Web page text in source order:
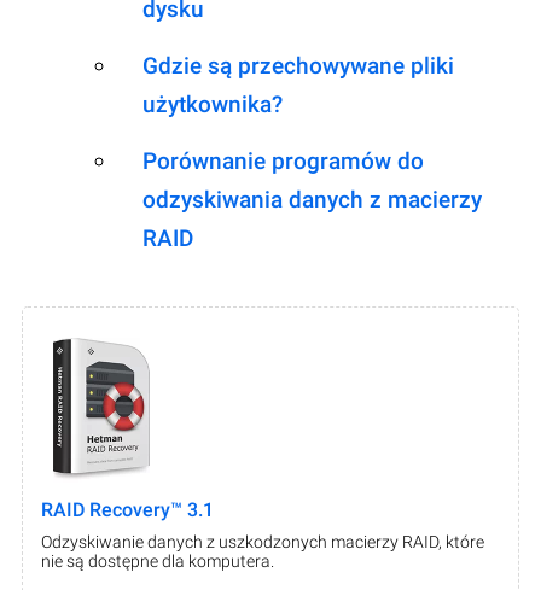
dysku
Gdzie są przechowywane pliki
użytkownika?
Porównanie programów do
odzyskiwania danych z macierzy
RAID
RAID Recovery™ 3.1
Odzyskiwanie danych z uszkodzonych macierzy RAID, które
nie są dostępne dla komputera.